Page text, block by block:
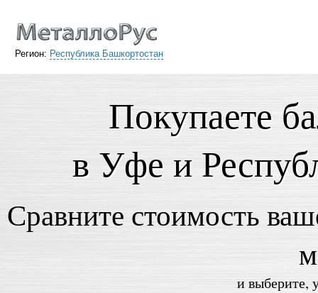
Регион: Республика Башкортостан
Покупаете
в Уфе и
Сравните стоимость
и выберите,